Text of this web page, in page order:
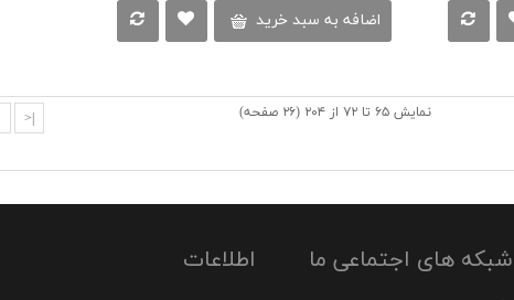
اضافه به سبد خرید
نمایش ۶۵ تا ۷۲ از ۲۰۴ (۲۶ صفحه) |<
شبکه های اجتماعی ما اطلاعات